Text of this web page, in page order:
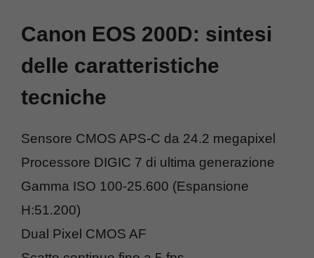
Canon EOS 200D: sintesi
delle caratteristiche
tecniche
Sensore CMOS APS-C da 24.2 megapixel
Processore DIGIC 7 di ultima generazione
Gamma ISO 100-25.600 (Espansione
H:51.200)
Dual Pixel CMOS AF